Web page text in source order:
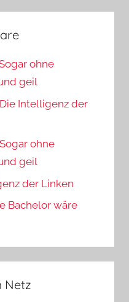
ohne
geil
Die Intelligenz der
Sogar ohne
geil
der Linken
Bachelor wäre
Netz